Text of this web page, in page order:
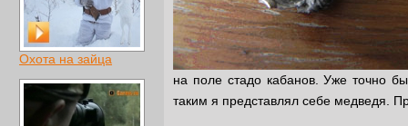
Охота на зайца
на поле стадо кабанов. Уже точно
таким я представлял себе медведя.